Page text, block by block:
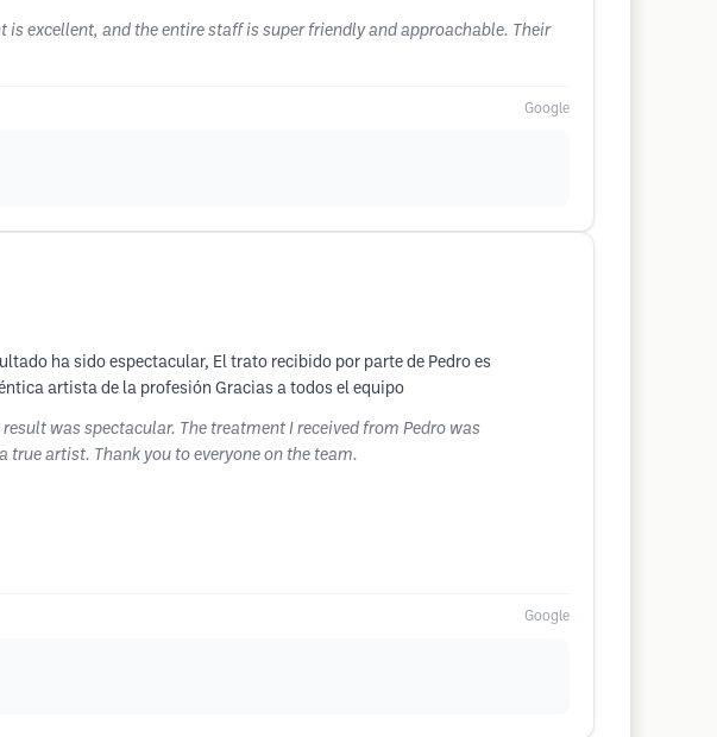
excellent, and the entire staff is super friendly and approachable. Their
Google
ha sido espectacular, El trato recibido por parte de Pedro es
artista de la profesión Gracias a todos el equipo
was spectacular. The treatment I received from Pedro was
artist. Thank you to everyone on the team.
Google